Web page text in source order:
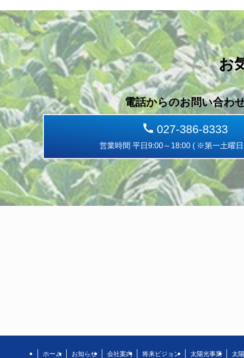
お
電話からのお問い合わ
027-386-8333
営業時間 平日9:00～18:00 ( ※第一土曜
ホーム お知らせ 会社案内 将来ビジョン 太陽光事業 太